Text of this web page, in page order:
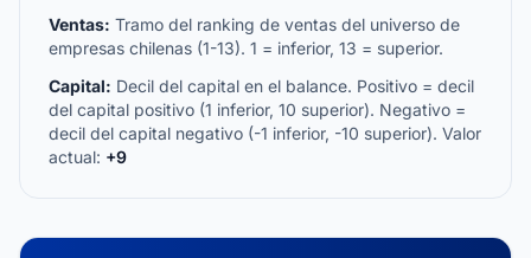
Ventas: Tramo del ranking de ventas del universo de
empresas chilenas (1-13). 1 = inferior, 13 = superior.
Capital: Decil del capital en el balance. Positivo = decil
del capital positivo (1 inferior, 10 superior). Negativo =
decil del capital negativo (-1 inferior, -10 superior). Valor
actual: +9